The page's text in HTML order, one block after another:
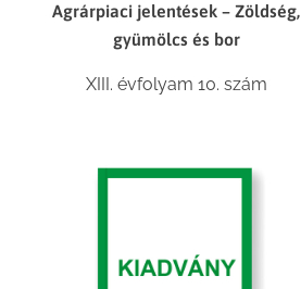
Agrárpiaci jelentések – Zöldség,
gyümölcs és bor
XIII. évfolyam 10. szám